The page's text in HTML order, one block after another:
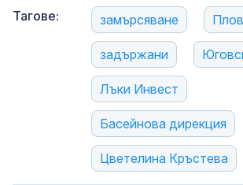
Тагове: замърсяване
задържани
Лъки Инвест
Басейнова дирекция
Цветелина Кръстева